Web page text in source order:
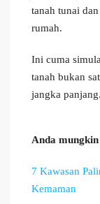
tanah tunai
rumah.
Ini cuma
tanah bukan
jangka panjang.
Anda
7 Kawasan
Kemaman